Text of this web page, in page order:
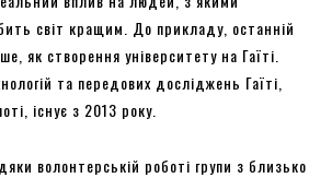
світ кращим. До прикладу, останній
як створення університету на Гаїті.
та передових досліджень Гаїті,
існує з 2013 року.
волонтерській роботі групи з близько